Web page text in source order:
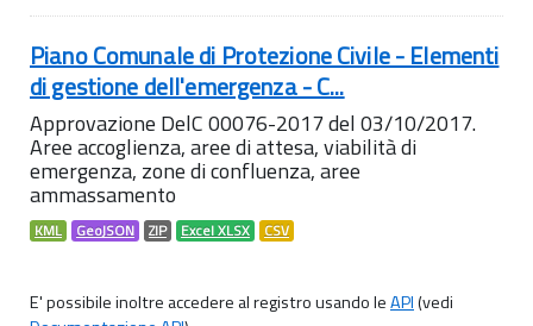
Piano Comunale di Protezione Civile - Elementi
di gestione dell'emergenza - C...
Approvazione DelC 00076-2017 del 03/10/2017.
Aree accoglienza, aree di attesa, viabilità di
emergenza, zone di confluenza, aree
ammassamento
KML GeoJSON ZIP Excel XLSX CSV
E' possibile inoltre accedere al registro usando leAPI(vedi